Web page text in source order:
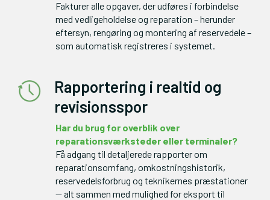
Fakturer alle opgaver, der udføres i forbindelse
med vedligeholdelse og reparation – herunder
eftersyn, rengøring og montering af reservedele –
som automatisk registreres i systemet.
Rapportering i realtid og
revisionsspor
Har du brug for overblik over
Få adgang til detaljerede rapporter om
reparationsomfang, omkostningshistorik,
reservedelsforbrug og teknikernes præstationer
— alt sammen med mulighed for eksport til